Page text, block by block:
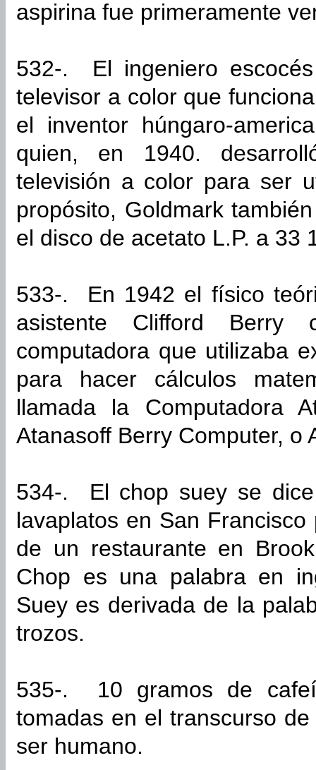
aspirina fue primeramente
532-. El ingeniero
televisor a color que
el inventor húngaro-
quien, en 1940.
televisión a color para ser
propósito, Goldmark
el disco de acetato L.P. a 33
533-. En 1942 el físico
asistente Clifford Berry
computadora que utilizaba
para hacer cálculos
llamada la Computadora
Atanasoff Berry Computer, o
534-. El chop suey se
lavaplatos en San
de un restaurante en
Chop es una palabra en
Suey es derivada de la
trozos.
535-. 10 gramos de
tomadas en el transcurso
ser humano.